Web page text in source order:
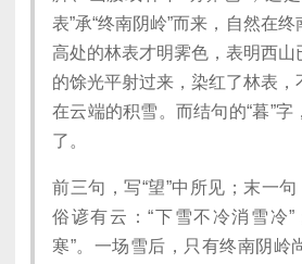
表”承“终南阴岭”而来，自然在
高处的林表才明霁色，表明西山
的馀光平射过来，染红了林表，
在云端的积雪。而结句的“暮”字
了。
前三句，写“望”中所见；末一句
俗谚有云：“下雪不冷消雪冷”
寒”。一场雪后，只有终南阴岭